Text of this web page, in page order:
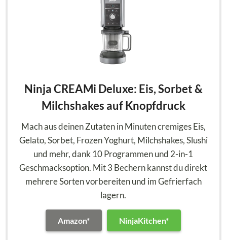
Ninja CREAMi Deluxe: Eis, Sorbet &
Milchshakes auf Knopfdruck
Mach aus deinen Zutaten in Minuten cremiges Eis,
Gelato, Sorbet, Frozen Yoghurt, Milchshakes, Slushi
und mehr, dank 10 Programmen und 2-in-1
Geschmacksoption. Mit 3 Bechern kannst du direkt
mehrere Sorten vorbereiten und im Gefrierfach
lagern.
Amazon* NinjaKitchen*